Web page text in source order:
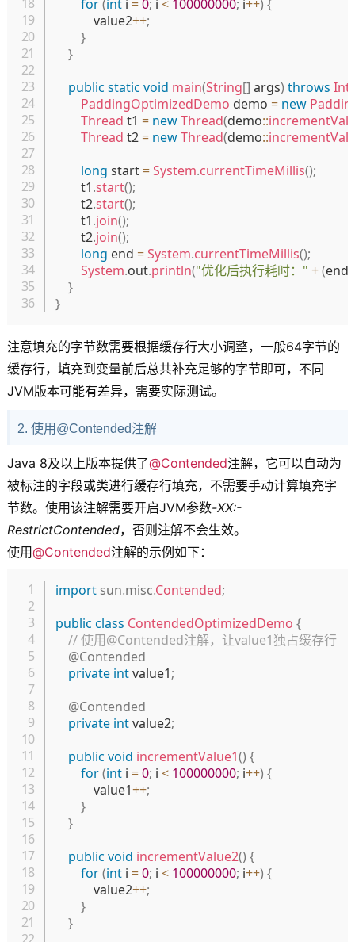
for(int i =0; i < 100000000; i++) {
            value2
++;
}
}
public static void main(String[] args) throws
PaddingOptimizedDemo demo = new
Thread t1 = newThread(demo::
Thread t2 = newThread(demo::
long start =System.currentTimeMillis();
        t1
.start();
        t2
.start();
        t1
.join();
        t2
.join();
long end =System.currentTimeMillis();
System.out.println("优化后执行耗时：" +(end
}
}
注意填充的字节数需要根据缓存行大小调整，一般64字节的
缓存行，填充到变量前后总共补充足够的字节即可，不同
JVM版本可能有差异，需要实际测试。
2. 使用@Contended注解
Java 8及以上版本提供了@Contended注解，它可以自动为
被标注的字段或类进行缓存行填充，不需要手动计算填充字
节数。使用该注解需要开启JVM参数-XX:-
RestrictContended，否则注解不会生效。
使用@Contended注解的示例如下：
import sun.misc.Contended;
public class ContendedOptimizedDemo {
// 使用@Contended注解，让value1独占缓存行
@Contended
private int value1;
@Contended
private int value2;
public void incrementValue1() {
for(int i =0; i < 100000000; i++) {
            value1
++;
}
}
public void incrementValue2() {
for(int i =0; i < 100000000; i++) {
            value2
++;
}
}